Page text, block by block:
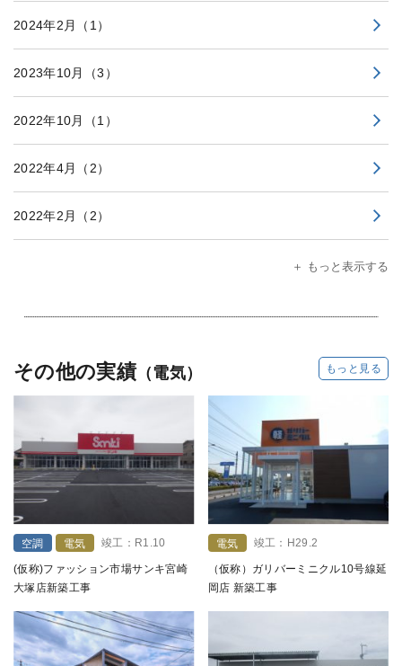
2024年2月 （1）
2023年10月 （3）
2022年10月 （1）
2022年4月 （2）
2022年2月 （2）
＋ もっと表示する
その他の実績（電気） もっと見る
空調 電気 竣工：R1.10
(仮称)ファッション市場サンキ宮崎
大塚店新築工事
電気 竣工：H29.2
（仮称）ガリバーミニクル10号線延
岡店 新築工事